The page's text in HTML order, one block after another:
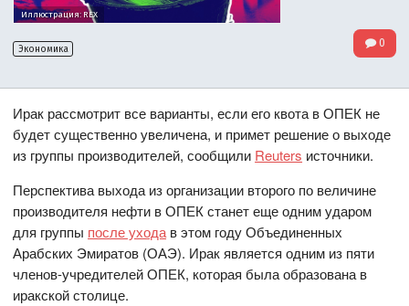
Иллюстрация: REX
Экономика 0
Ирак рассмотрит все варианты, если его квота в ОПЕК не
будет существенно увеличена, и примет решение о выходе
из группы производителей, сообщили Reuters источники.
Перспектива выхода из организации второго по величине
производителя нефти в ОПЕК станет еще одним ударом
для группы после уходав этом году Объединенных
Арабских Эмиратов (ОАЭ). Ирак является одним из пяти
членов-учредителей ОПЕК, которая была образована в
иракской столице.